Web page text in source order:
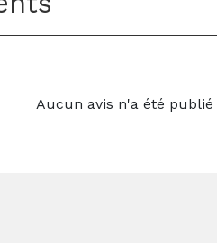
Aucun avis n'a été